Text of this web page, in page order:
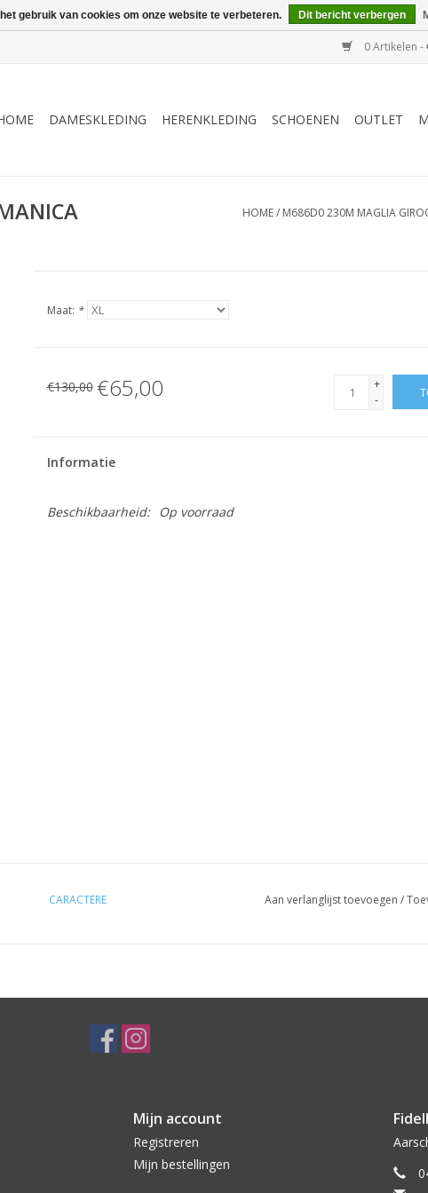
0 Artikelen -
DAMESKLEDING HERENKLEDING SCHOENEN OUTLET
HOME/ M686D0 230M MAGLIA
Maat: *
€130,00 €65,00
+
-
Informatie
Beschikbaarheid: Op voorraad
CARACTERE Aan verlanglijst toevoegen /
Mijn account
Registreren
Mijn bestellingen
gebruik van cookies om onze website te verbeteren. Dit bericht verbergen